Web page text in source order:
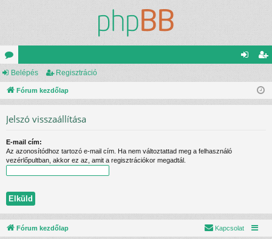
ór
u is
Belépés Regisztráció
Fórum kezdőlap
Jelszó visszaállítása
E-mail cím:
Az azonosítódhoz tartozó e-mail cím. Ha nem változtattad meg a felhasználó
vezérlőpultban, akkor ez az, amit a regisztrációkor megadtál.
Fórum kezdőlap Kapcsolat